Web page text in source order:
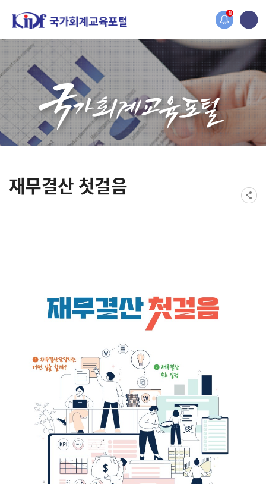
N
2019년도 국가회계 전문교육 사전수요조사 안내
[설문조사] 2019년도 국가회계 전문교육 사전수요조사 안내
재무결산 첫걸음